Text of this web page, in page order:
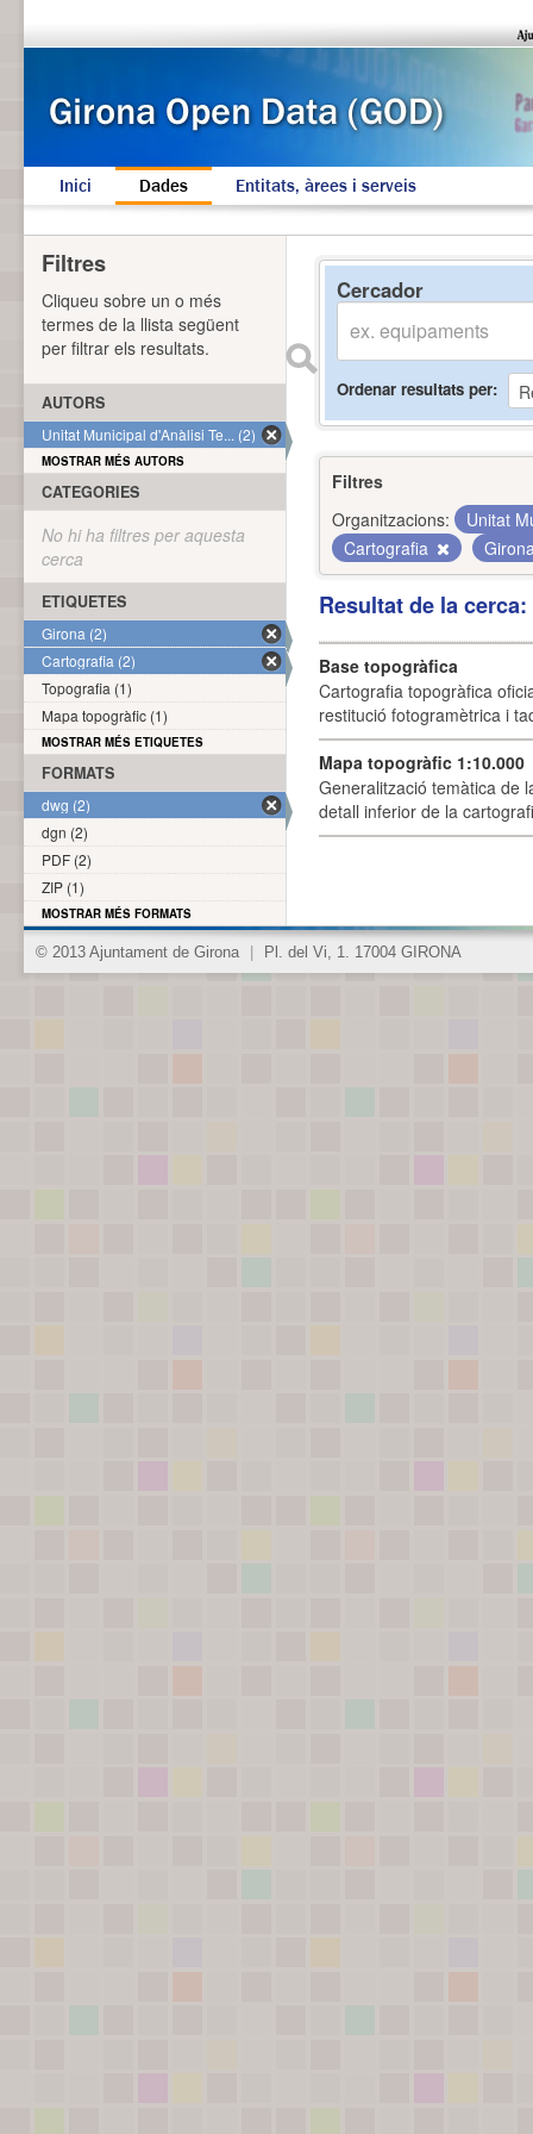
Inici Dades Entitats, àrees i serveis
Cercador
Ordenar resultats per
Filtres
Organitzacions:
Unitat
Cartografia
Resultat de la
Base topogràfica
Cartografia topogràfica
restitució fotogramètrica i
Mapa topogràfic 1:10.000
Generalització temàtica de
detall inferior de la
Filtres
Cliqueu sobre un o més
termes de la llista següent
per filtrar els resultats.
AUTORS
Unitat Municipal d'Anàlisi Te... (2)
MOSTRAR MÉS AUTORS
CATEGORIES
No hi ha filtres per aquesta
cerca
ETIQUETES
Girona (2)
Cartografia (2)
Topografia (1)
Mapa topogràfic (1)
MOSTRAR MÉS ETIQUETES
FORMATS
dwg (2)
dgn (2)
PDF (2)
ZIP (1)
MOSTRAR MÉS FORMATS
© 2013 Ajuntament de Girona Pl. del Vi, 1. 17004 GIRONA